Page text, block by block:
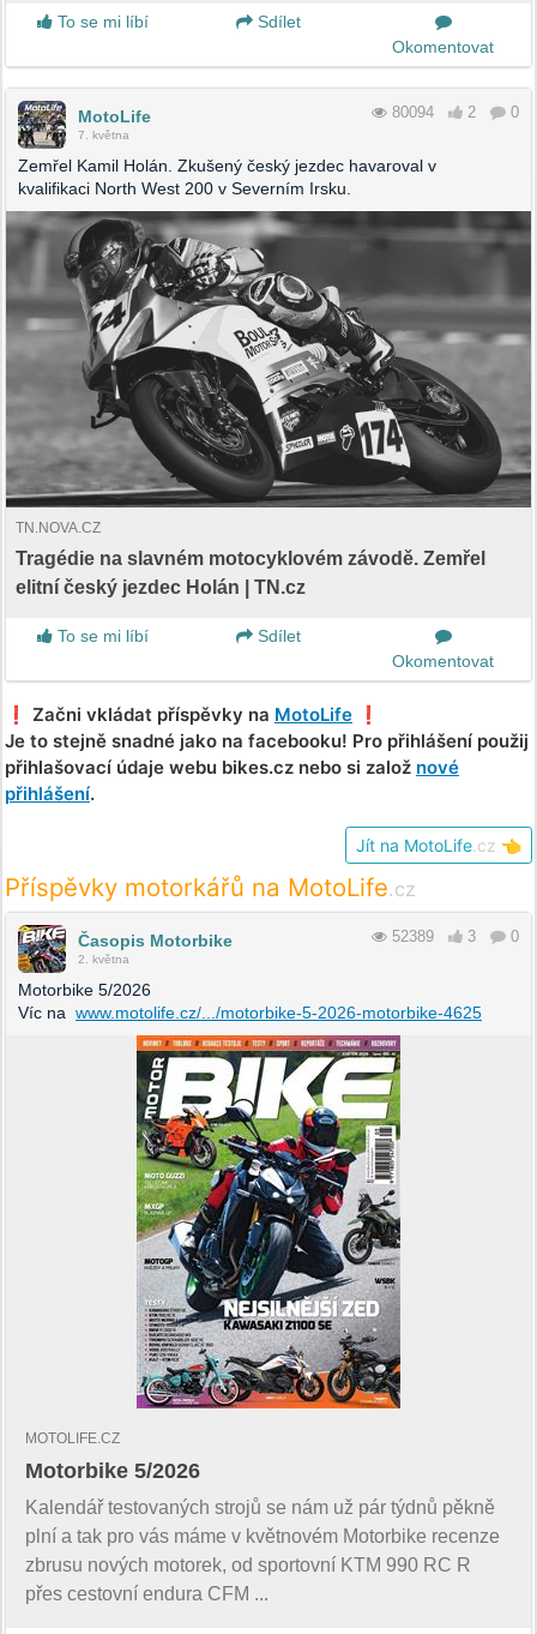
To se mi líbí
Sdílet
Okomentovat
MotoLife
7. května
80094 2 0
Zemřel Kamil Holán. Zkušený český jezdec havaroval v
kvalifikaci North West 200 v Severním Irsku.
TN.NOVA.CZ
Tragédie na slavném motocyklovém závodě. Zemřel
elitní český jezdec Holán | TN.cz
To se mi líbí
Sdílet
Okomentovat
❗️ Začni vkládat příspěvky na MotoLife ❗️
Je to stejně snadné jako na facebooku! Pro přihlášení použij
přihlašovací údaje webu bikes.cz nebo si založ nové
přihlášení.
Jít na MotoLife .cz 👈
Příspěvky motorkářů na MotoLife.cz
Časopis Motorbike
2. května
52389 3 0
Motorbike 5/2026
Víc na www.motolife.cz/.../motorbike-5-2026-motorbike-4625
MOTOLIFE.CZ
Motorbike 5/2026
Kalendář testovaných strojů se nám už pár týdnů pěkně
plní a tak pro vás máme v květnovém Motorbike recenze
zbrusu nových motorek, od sportovní KTM 990 RC R
přes cestovní endura CFM ...